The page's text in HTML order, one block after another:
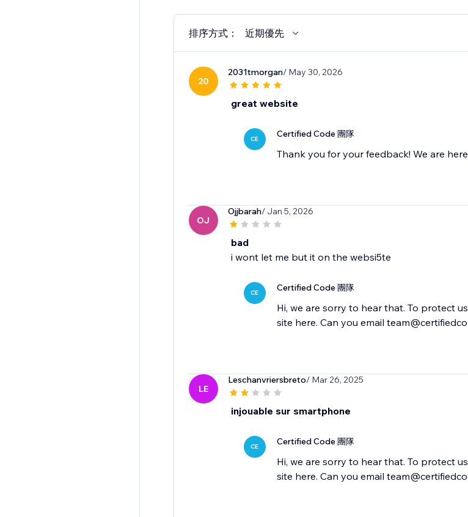
排序方式： 近期優先
20
2031tmorgan/ May 30, 2026
great website
CE Certified Code 團隊
Thank you for your feedback! We are
OJ
Ojjbarah/ Jan 5, 2026
bad
i wont let me but it on the websi5te
CE Certified Code 團隊
Hi, we are sorry to hear that. To protect
site here. Can you email
LE
Leschanvriersbreto/ Mar 26, 2025
injouable sur smartphone
CE Certified Code 團隊
Hi, we are sorry to hear that. To protect
site here. Can you email